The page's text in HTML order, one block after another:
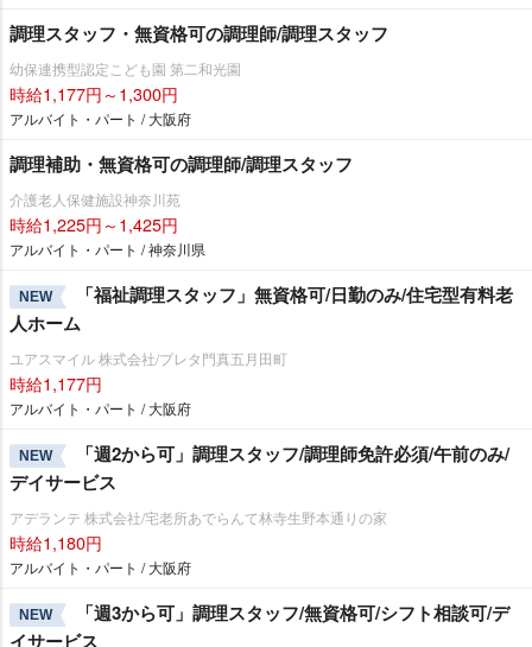
調理スタッフ・無資格可の調理師/調理スタッフ
幼保連携型認定こども園 第二和光園
時給1,177円～1,300円
アルバイト・パート / 大阪府
調理補助・無資格可の調理師/調理スタッフ
介護老人保健施設神奈川苑
時給1,225円～1,425円
アルバイト・パート / 神奈川県
NEW
「福祉調理スタッフ」無資格可/日勤のみ/住宅型有料老
人ホーム
ユアスマイル 株式会社/プレタ門真五月田町
時給1,177円
アルバイト・パート / 大阪府
NEW
「週2から可」調理スタッフ/調理師免許必須/午前のみ/
デイサービス
アデランテ 株式会社/宅老所あでらんて林寺生野本通りの家
時給1,180円
アルバイト・パート / 大阪府
NEW
「週3から可」調理スタッフ/無資格可/シフト相談可/デ
イサービス